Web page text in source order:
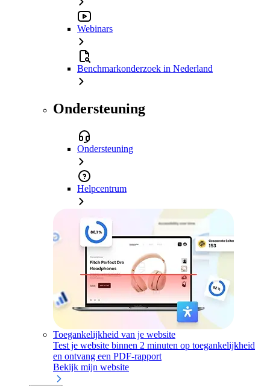
Webinars
Benchmarkonderzoek in Nederland
Ondersteuning
Ondersteuning
Helpcentrum
Toegankelijkheid van je website
Test je website binnen 2 minuten op toegankelijkheid
en ontvang een PDF-rapport
Bekijk mijn website